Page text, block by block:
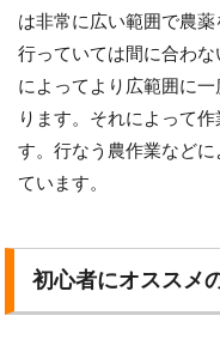
は非常に広い範囲で農
行っていては間に合わ
によってより広範囲に
ります。それによって
す。行なう農作業など
ています。
初心者にオススメ